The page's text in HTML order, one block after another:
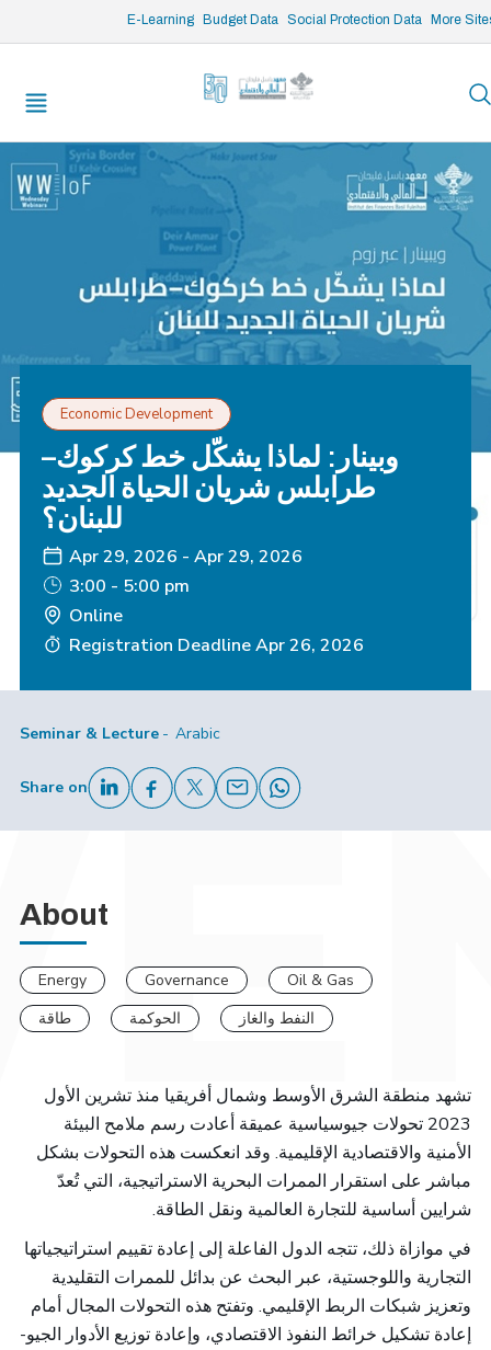
E-Learning Budget Data Social Protection Data More
/* opened search */
Economic Development
وبينار: لماذا يشكّل خط كركوك–
طرابلس شريان الحياة الجديد
للبنان؟
Apr 29, 2026 - Apr 29, 2026
3:00 - 5:00 pm
Online
Registration DeadlineApr 26, 2026
Seminar & Lecture Arabic
Share on
About
Energy Governance
Oil & Gas
طاقة
الحوكمة النفط والغاز
تشهد منطقة الشرق الأوسط وشمال أفريقيا منذ تشرين الأول
2023 تحولات جيوسياسية عميقة أعادت رسم ملامح البيئة
الأمنية والاقتصادية الإقليمية. وقد انعكست هذه التحولات بشكل
مباشر على استقرار الممرات البحرية الاستراتيجية، التي تُعدّ
شرايين أساسية للتجارة العالمية ونقل الطاقة.
في موازاة ذلك، تتجه الدول الفاعلة إلى إعادة تقييم استراتيجياتها
التجارية واللوجستية، عبر البحث عن بدائل للممرات التقليدية
وتعزيز شبكات الربط الإقليمي. وتفتح هذه التحولات المجال أمام
إعادة تشكيل خرائط النفوذ الاقتصادي، وإعادة توزيع الأدوار الجيو-